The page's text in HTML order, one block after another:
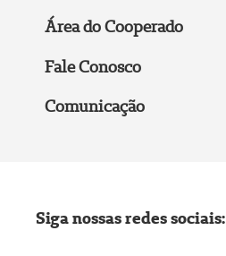
Área do Cooperado
Fale Conosco
Comunicação
Siga nossas redes sociais: